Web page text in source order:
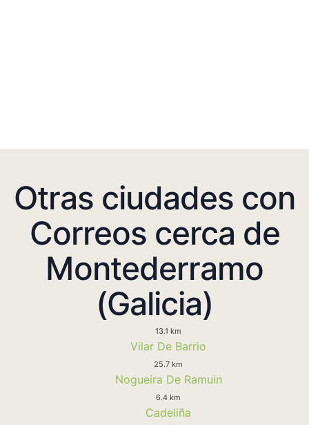
Otras ciudades con
Correos cerca de
Montederramo
(Galicia)
13.1 km
Vilar De Barrio
25.7 km
Nogueira De Ramuin
6.4 km
Cadeliña